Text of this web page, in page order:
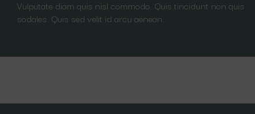
Vulputate diam quis nisl commodo. Quis tincidunt non quis
sodales. Quis sed velit id arcu aenean.